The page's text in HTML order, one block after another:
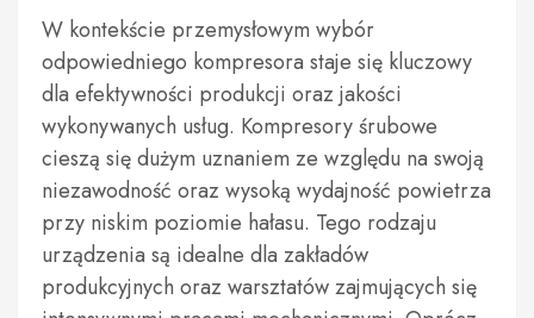
W kontekście przemysłowym wybór
odpowiedniego kompresora staje się kluczowy
dla efektywności produkcji oraz jakości
wykonywanych usług. Kompresory śrubowe
cieszą się dużym uznaniem ze względu na swoją
niezawodność oraz wysoką wydajność powietrza
przy niskim poziomie hałasu. Tego rodzaju
urządzenia są idealne dla zakładów
produkcyjnych oraz warsztatów zajmujących się